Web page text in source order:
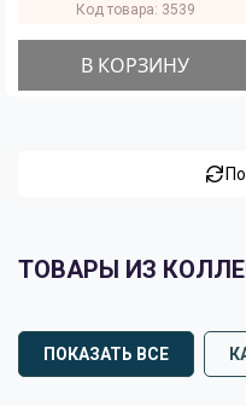
Код товара: 3539
В КОРЗИНУ
ТОВАРЫ ИЗ
ПОКАЗАТЬ ВСЕ